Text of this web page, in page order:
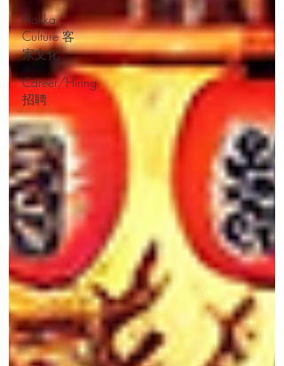
Hakka
Culture 客
家文化
Career/Hiring
招聘